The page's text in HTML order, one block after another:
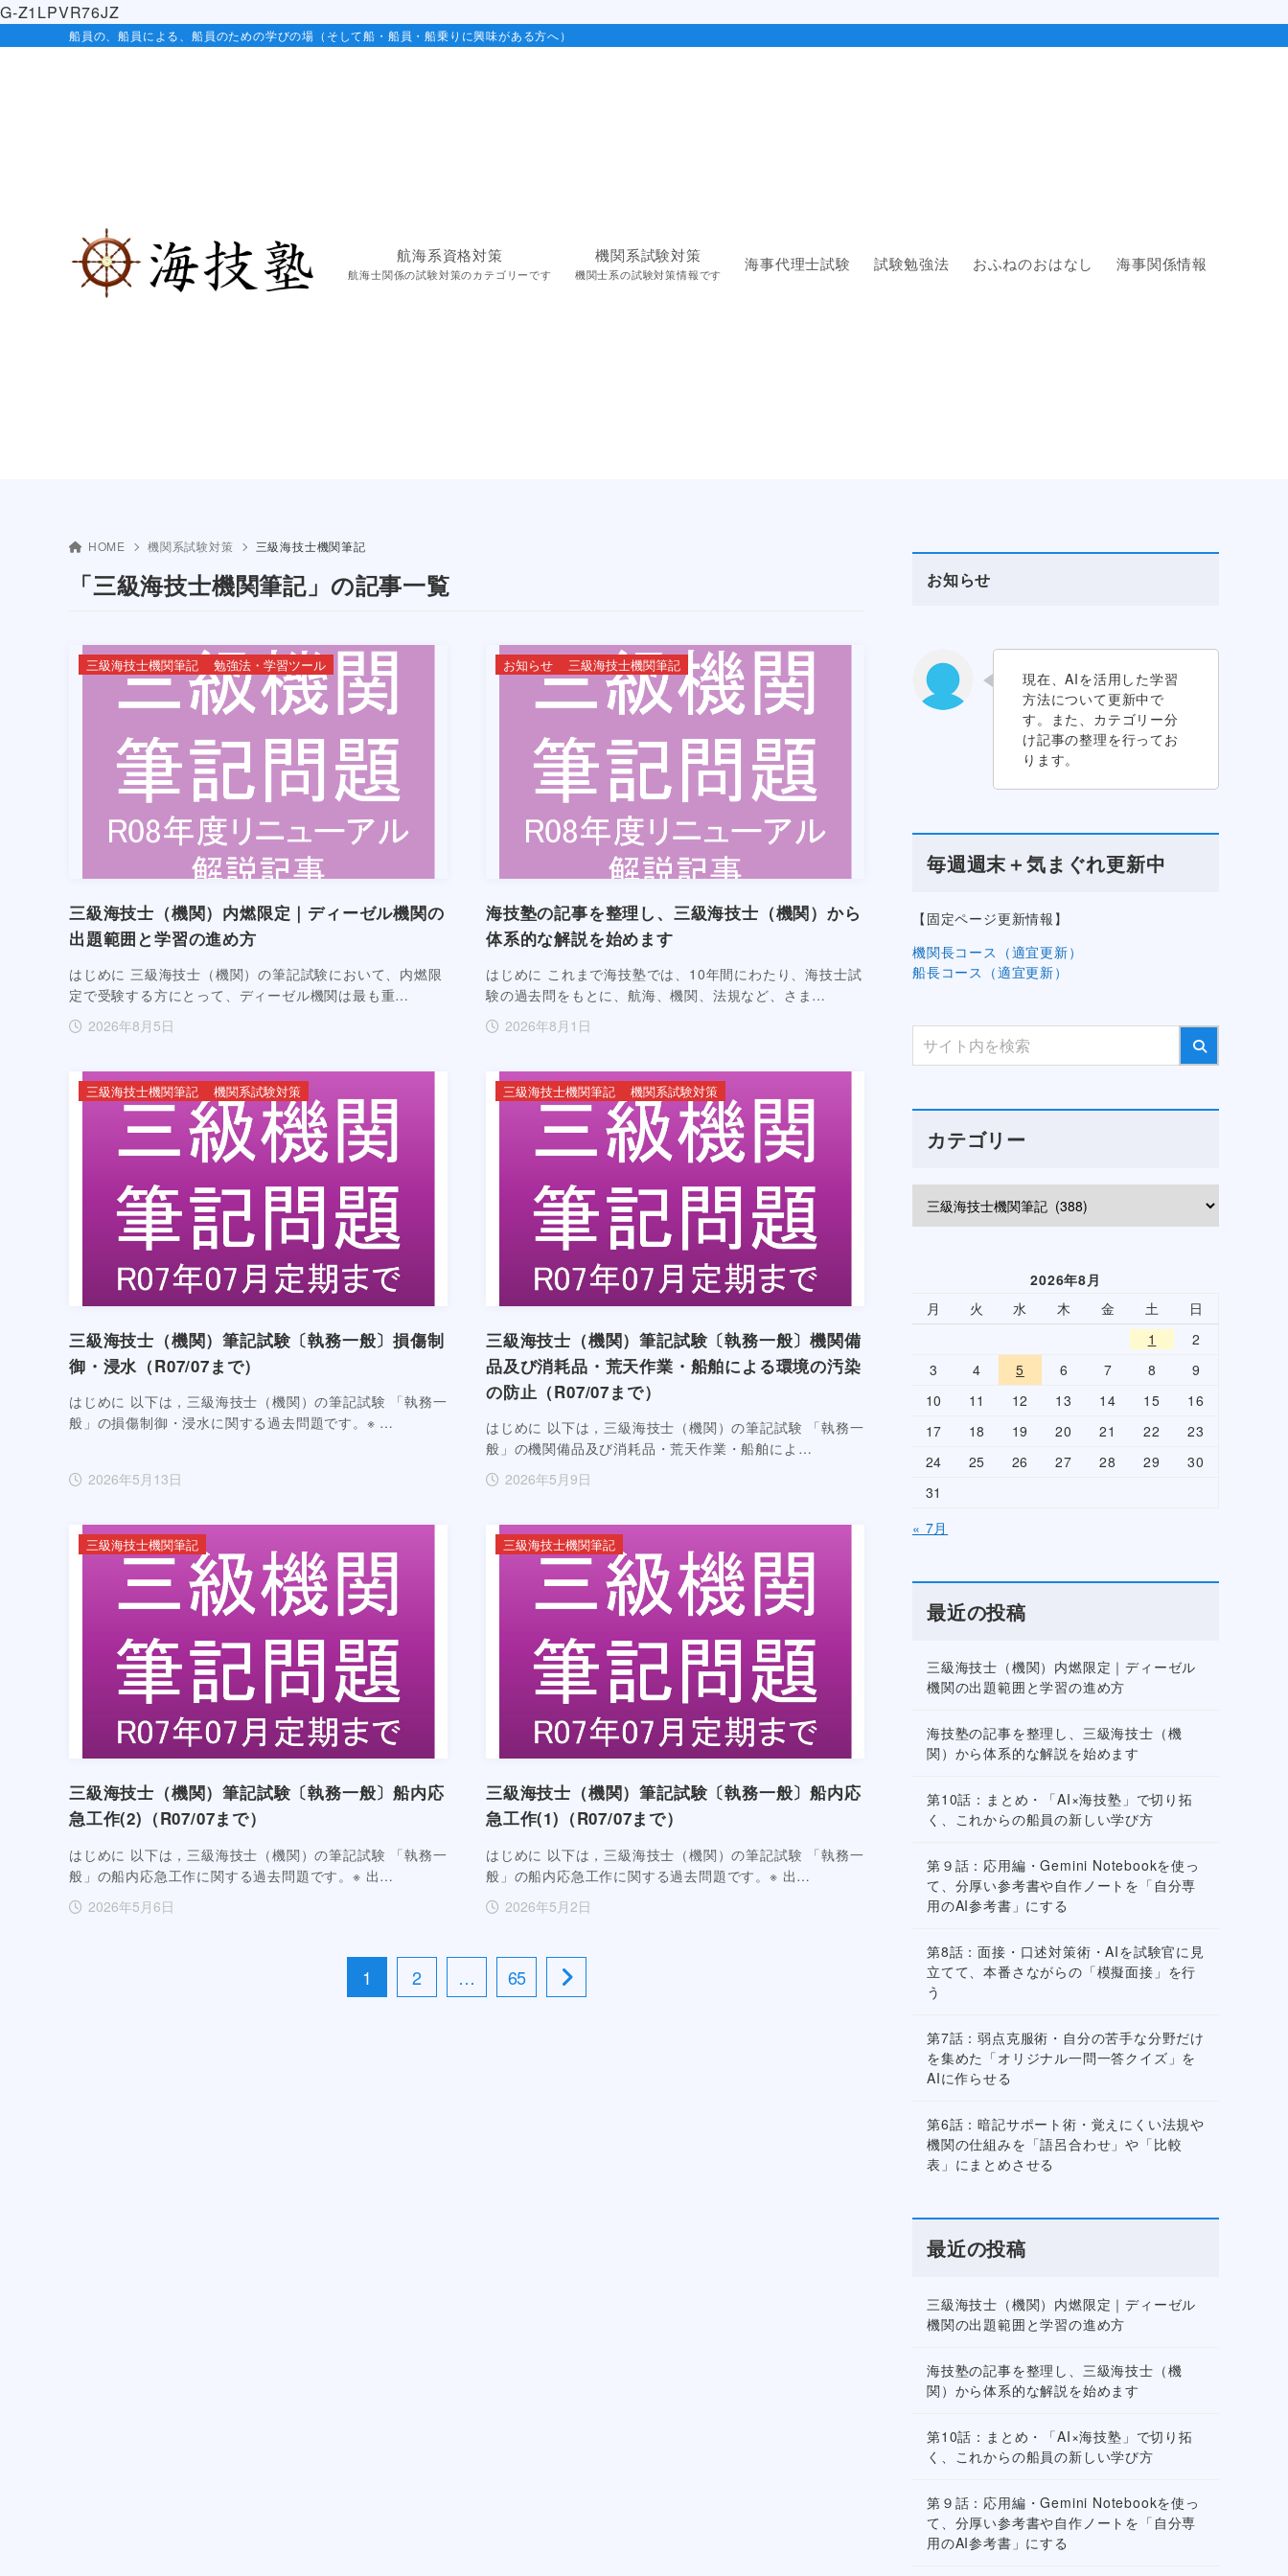
G-Z1LPVR76JZ
船員の、船員による、船員のための学びの場（そして船・船員・船乗りに興味がある方へ）
航海系資格対策
航海士関係の試験対策のカテゴリーです
機関系試験対策
機関士系の試験対策情報です
海事代理士試験 試験勉強法 おふねのおはなし 海事関係情報
HOME 機関系試験対策 三級海技士機関筆記
「三級海技士機関筆記」の記事一覧
三級海技士（機関）内燃限定｜ディーゼル機関の
出題範囲と学習の進め方
はじめに 三級海技士（機関）の筆記試験において、内燃限
定で受験する方にとって、ディーゼル機関は最も重…
2026年8月5日
三級海技士機関筆記 勉強法・学習ツール
海技塾の記事を整理し、三級海技士（機関）から
体系的な解説を始めます
はじめに これまで海技塾では、10年間にわたり、海技士試
験の過去問をもとに、航海、機関、法規など、さま…
2026年8月1日
お知らせ 三級海技士機関筆記
三級海技士（機関）筆記試験〔執務一般〕損傷制
御・浸水（R07/07まで）
はじめに 以下は，三級海技士（機関）の筆記試験 「執務一
般」の損傷制御・浸水に関する過去問題です。※ …
2026年5月13日
三級海技士機関筆記 機関系試験対策
三級海技士（機関）筆記試験〔執務一般〕機関備
品及び消耗品・荒天作業・船舶による環境の汚染
の防止（R07/07まで）
はじめに 以下は，三級海技士（機関）の筆記試験 「執務一
般」の機関備品及び消耗品・荒天作業・船舶によ…
2026年5月9日
三級海技士機関筆記 機関系試験対策
三級海技士（機関）筆記試験〔執務一般〕船内応
急工作(2)（R07/07まで）
はじめに 以下は，三級海技士（機関）の筆記試験 「執務一
般」の船内応急工作に関する過去問題です。※ 出…
2026年5月6日
三級海技士機関筆記
三級海技士（機関）筆記試験〔執務一般〕船内応
急工作(1)（R07/07まで）
はじめに 以下は，三級海技士（機関）の筆記試験 「執務一
般」の船内応急工作に関する過去問題です。※ 出…
2026年5月2日
三級海技士機関筆記
1 2 … 65
お知らせ
現在、AIを活用した学習
方法について更新中で
す。また、カテゴリー分
け記事の整理を行ってお
ります。
毎週週末＋気まぐれ更新中
【固定ページ更新情報】
機関長コース（適宜更新）
船長コース（適宜更新）
カテゴリー
2026年8月
月
火 水 木 金 土
日
1
2
3
4 5 6 7 8
9
10
11 12 13 14 15
16
17
18 19 20 21 22
23
24
25 26 27 28 29
30
31
« 7月
最近の投稿
三級海技士（機関）内燃限定｜ディーゼル
機関の出題範囲と学習の進め方
海技塾の記事を整理し、三級海技士（機
関）から体系的な解説を始めます
第10話：まとめ・「AI×海技塾」で切り拓
く、これからの船員の新しい学び方
第９話：応用編・Gemini Notebookを使っ
て、分厚い参考書や自作ノートを「自分専
用のAI参考書」にする
第8話：面接・口述対策術・AIを試験官に見
立てて、本番さながらの「模擬面接」を行
う
第7話：弱点克服術・自分の苦手な分野だけ
を集めた「オリジナル一問一答クイズ」を
AIに作らせる
第6話：暗記サポート術・覚えにくい法規や
機関の仕組みを「語呂合わせ」や「比較
表」にまとめさせる
最近の投稿
三級海技士（機関）内燃限定｜ディーゼル
機関の出題範囲と学習の進め方
海技塾の記事を整理し、三級海技士（機
関）から体系的な解説を始めます
第10話：まとめ・「AI×海技塾」で切り拓
く、これからの船員の新しい学び方
第９話：応用編・Gemini Notebookを使っ
て、分厚い参考書や自作ノートを「自分専
用のAI参考書」にする